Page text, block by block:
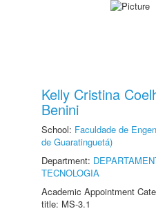
Kelly Cristina
Benini
School: Faculdade de
de Guaratinguetá)
Department:
TECNOLOGIA
Academic Appointment
title: MS-3.1